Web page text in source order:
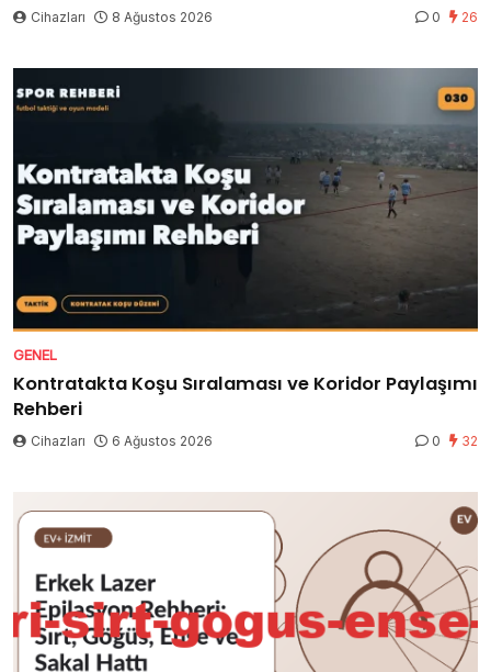
Cihazları 8 Ağustos 2026 0 26
GENEL
Kontratakta Koşu Sıralaması ve Koridor Paylaşımı
Rehberi
Cihazları 6 Ağustos 2026 0 32